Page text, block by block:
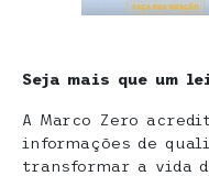
Seja mais que um
A Marco Zero
informações de
transformar a vida